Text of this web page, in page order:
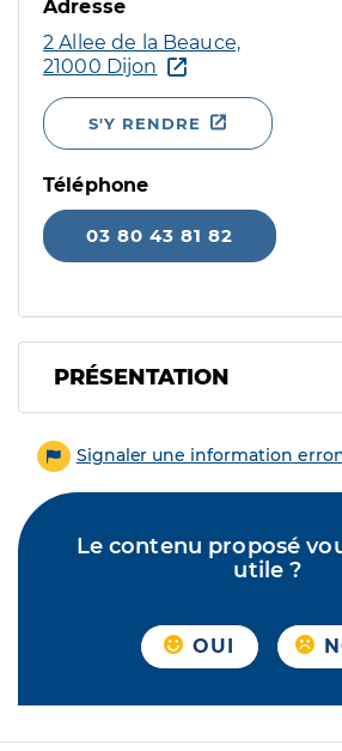
Adresse
2 Allee de la Beauce,
21000 Dijon
S'Y RENDRE
Téléphone
03 80 43 81 82
PRÉSENTATION
Signaler une information
Le contenu proposé
utile ?
OUI